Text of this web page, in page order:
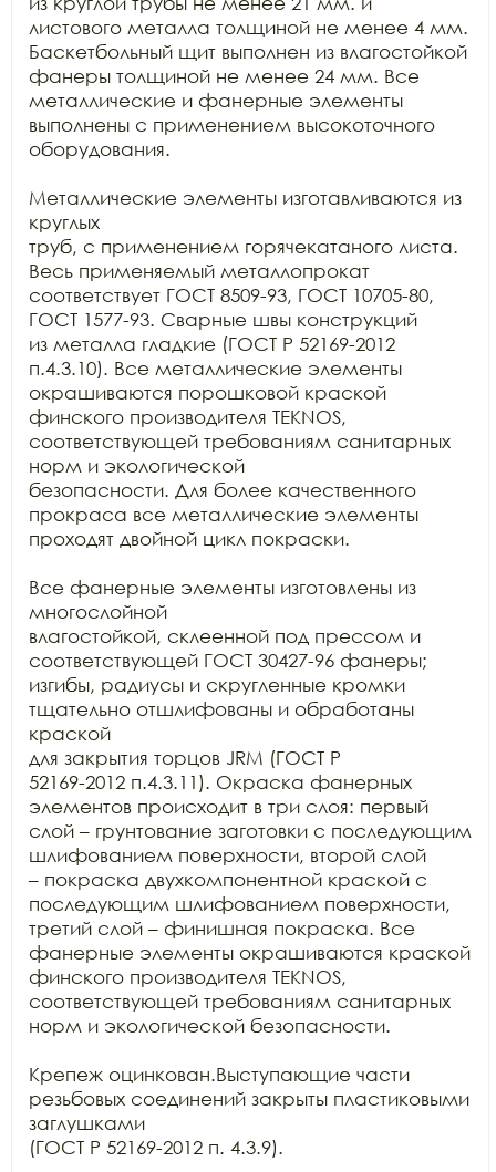
листового металла толщиной не менее 4 мм.
Баскетбольный щит выполнен из влагостойкой
фанеры толщиной не менее 24 мм. Все
металлические и фанерные элементы
выполнены с применением высокоточного
оборудования.
Металлические элементы изготавливаются из
круглых
труб, с применением горячекатаного листа.
Весь применяемый металлопрокат
соответствует ГОСТ 8509-93, ГОСТ 10705-80,
ГОСТ 1577-93. Сварные швы конструкций
из металла гладкие (ГОСТ Р 52169-2012
п.4.3.10). Все металлические элементы
окрашиваются порошковой краской
финского производителя TEKNOS,
соответствующей требованиям санитарных
норм и экологической
безопасности. Для более качественного
прокраса все металлические элементы
проходят двойной цикл покраски.
Все фанерные элементы изготовлены из
многослойной
влагостойкой, склеенной под прессом и
соответствующей ГОСТ 30427-96 фанеры;
изгибы, радиусы и скругленные кромки
тщательно отшлифованы и обработаны
краской
для закрытия торцов JRM (ГОСТ Р
52169-2012 п.4.3.11). Окраска фанерных
элементов происходит в три слоя: первый
слой – грунтование заготовки с последующим
шлифованием поверхности, второй слой
– покраска двухкомпонентной краской с
последующим шлифованием поверхности,
третий слой – финишная покраска. Все
фанерные элементы окрашиваются краской
финского производителя TEKNOS,
соответствующей требованиям санитарных
норм и экологической безопасности.
Крепеж оцинкован.Выступающие части
резьбовых соединений закрыты пластиковыми
заглушками
(ГОСТ Р 52169-2012 п. 4.3.9).